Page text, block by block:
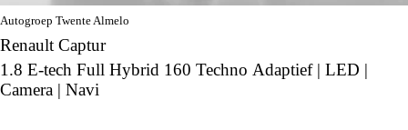
Autogroep Twente Almelo
Renault Captur
1.8 E-tech Full Hybrid 160 Techno Adaptief | LED |
Camera | Navi